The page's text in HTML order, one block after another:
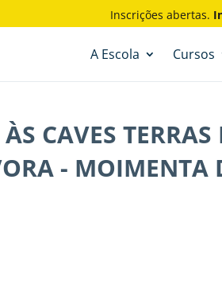
Inscrições abertas.
A Escola Cursos
CAVES
- MOIMENTA